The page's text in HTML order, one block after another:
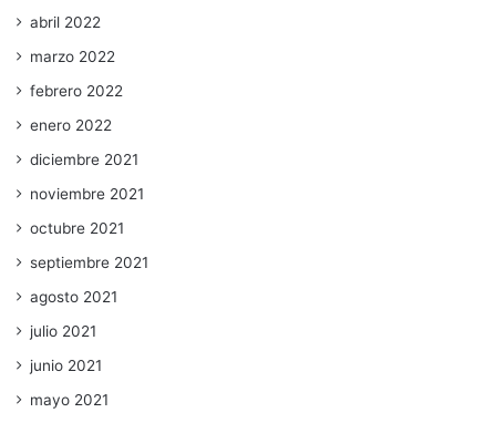
abril 2022
marzo 2022
febrero 2022
enero 2022
diciembre 2021
noviembre 2021
octubre 2021
septiembre 2021
agosto 2021
julio 2021
junio 2021
mayo 2021